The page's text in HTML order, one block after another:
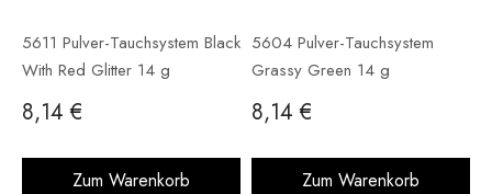
5611 Pulver-Tauchsystem Black
With Red Glitter 14 g
8,14 €
Zum Warenkorb
5604 Pulver-Tauchsystem
Grassy Green 14 g
8,14 €
Zum Warenkorb